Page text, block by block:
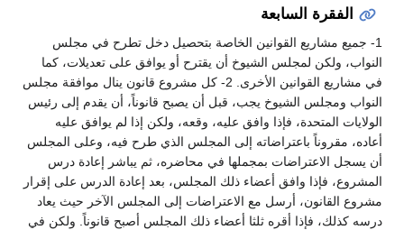
الفقرة السابعة
1- جميع مشاريع القوانين الخاصة بتحصيل دخل تطرح في مجلس
النواب، ولكن لمجلس الشيوخ أن يقترح أو يوافق على تعديلات، كما
في مشاريع القوانين الأخرى. 2- كل مشروع قانون ينال موافقة مجلس
النواب ومجلس الشيوخ يجب، قبل أن يصبح قانوناً، أن يقدم إلى رئيس
الولايات المتحدة، فإذا وافق عليه، وقعه، ولكن إذا لم يوافق عليه
أعاده، مقروناً باعتراضاته إلى المجلس الذي طرح فيه، وعلى المجلس
أن يسجل الاعتراضات بمجملها في محاضره، ثم يباشر إعادة درس
المشروع، فإذا وافق أعضاء ذلك المجلس، بعد إعادة الدرس على إقرار
مشروع القانون، أرسل مع الاعتراضات إلى المجلس الآخر حيث يعاد
درسه كذلك، فإذا أقره ثلثا أعضاء ذلك المجلس أصبح قانوناً. ولكن في